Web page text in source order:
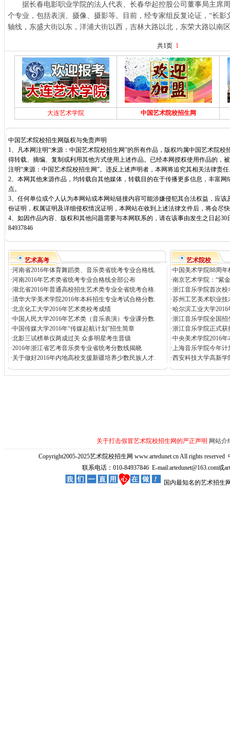
据长春电影职业学院的法人代表、长春华起控股公司董事局主席
个专业，包括表演、摄像、摄影等。目前，经专家组反复论证，“长影
轴线，东盛大街以东，洋浦大街以西，吉林大路以北，东荣大路以南
共1页 1
大连艺术学院 中国艺术院校招生网
中国艺术院校招生网版权与免责声明
1、凡本网注明“来源：中国艺术院校招生网”的所有作品，版权均属中国艺术院校
得转载、摘编、复制或利用其他方式使用上述作品。已经本网授权使用作品的，
注明“来源：中国艺术院校招生网”。违反上述声明者，本网将追究其相关法律责
2、本网其他来源作品，均转载自其他媒体，转载目的在于传播更多信息，丰富
点。
3、任何单位或个人认为本网站或本网站链接内容可能涉嫌侵犯其合法权益，应
份证明，权属证明及详细侵权情况证明，本网站在收到上述法律文件后，将会尽
4、如因作品内容、版权和其他问题需要与本网联系的，请在该事由发生之日起30
84937846
艺术高考
·河南省2016年体育舞蹈类、音乐类省统考专业合格线.
·河南2016年艺术类省统考专业合格线全部公布
·湖北省2016年普通高校招生艺术类专业全省统考合格.
·清华大学美术学院2016年本科招生专业考试合格分数.
·北京化工大学2016年艺术类校考成绩
·中国人民大学2016年艺术类（音乐表演）专业课分数.
·中国传媒大学2016年“传媒起航计划”招生简章
·北影三试榜单仅两成过关 众多明星考生晋级
·2016年浙江省艺考音乐类专业省统考分数线揭晓
·关于做好2016年内地高校支援新疆培养少数民族人才.
艺术院校
·中国美术学院88周
·南京艺术学院：“紫
·浙江音乐学院首次校
·苏州工艺美术职业
·哈尔滨工业大学
·浙江音乐学院全国招
·浙江音乐学院正式
·中央美术学院2016
·上海音乐学院今年计
·西安科技大学高新
关于打击假冒艺术院校招生网的严正声明 网站介
Copyright2005-2025艺术院校招生网 www.artedunet.cn All rights reserved
联系电话：010-84937846 E-mail:artedunet@163.com或
国内最知名的艺术招生